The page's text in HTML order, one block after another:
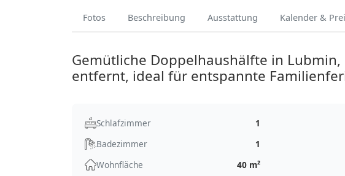
Fotos Beschreibung Ausstattung Kalender &
Gemütliche Doppelhaushälfte in
entfernt, ideal für entspannte
Schlafzimmer
1
Badezimmer
1
Wohnfläche
40 m²